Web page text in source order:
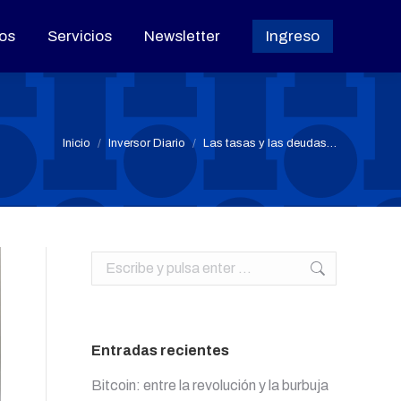
Servicios Newsletter Ingreso
Estás aquí:
Inicio Inversor Diario Las tasas y las deudas…
Buscar:
Entradas recientes
Bitcoin: entre la revolución y la burbuja
Servicios Newsletter Ingreso